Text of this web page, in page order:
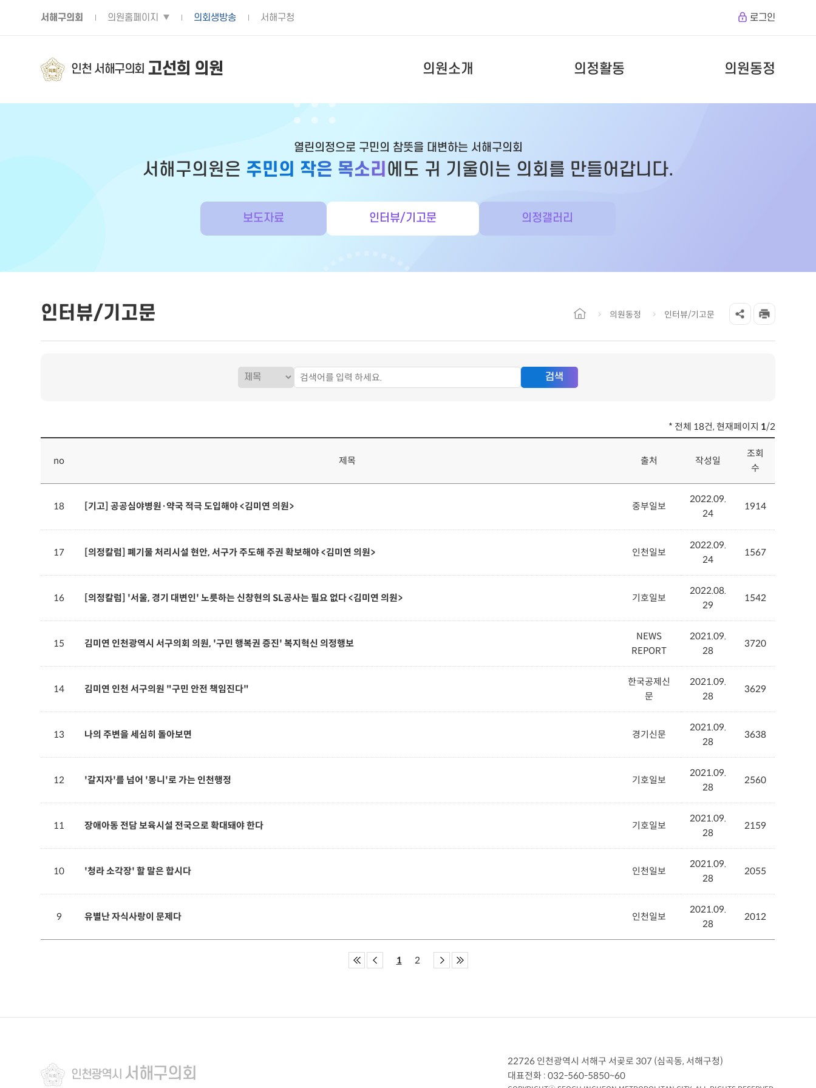
서해구의회 의원홈페이지 의회생방송 서해구청 로그인
인천 서해구의회 고선희 의원 의원소개 의정활동 의원동정
열린의정으로 구민의 참뜻을 대변하는 서해구의회
서해구의원은 주민의 작은 목소리 에도 귀 기울이는 의회를 만들어갑니다.
보도자료 인터뷰/기고문 의정갤러리
인터뷰/기고문 의원동정 인터뷰/기고문
* 전체 18건, 현재페이지 1/2
no 제목 출처 작성일
조회
수
18 [기고] 공공심야병원·약국 적극 도입해야 <김미연 의원> 중부일보
2022.09.
24
1914
17 [의정칼럼] 폐기물 처리시설 현안, 서구가 주도해 주권 확보해야 <김미연 의원> 인천일보
2022.09.
24
1567
16 [의정칼럼] '서울, 경기 대변인' 노릇하는 신창현의 SL공사는 필요 없다 <김미연 의원> 기호일보
2022.08.
29
1542
15 김미연 인천광역시 서구의회 의원, '구민 행복권 증진' 복지혁신 의정행보
NEWS
REPORT
2021.09.
28
3720
14 김미연 인천 서구의원 "구민 안전 책임진다"
한국공제신
문
2021.09.
28
3629
13 나의 주변을 세심히 돌아보면 경기신문
2021.09.
28
3638
12 '갈지자'를 넘어 '몽니'로 가는 인천행정 기호일보
2021.09.
28
2560
11 장애아동 전담 보육시설 전국으로 확대돼야 한다 기호일보
2021.09.
28
2159
10 '청라 소각장' 할 말은 합시다 인천일보
2021.09.
28
2055
9 유별난 자식사랑이 문제다 인천일보
2021.09.
28
2012
1 2
인천광역시 서해구의회
22726 인천광역시 서해구 서곶로 307 (심곡동, 서해구청)
대표전화 : 032-560-5850~60